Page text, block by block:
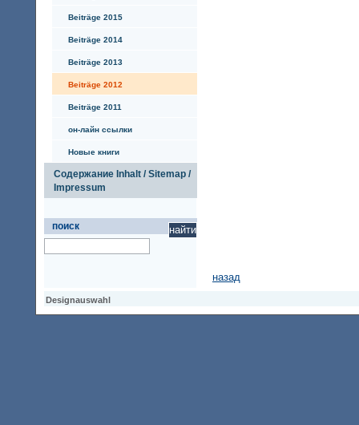
Beiträge 2015
Beiträge 2014
Beiträge 2013
Beiträge 2012
Beiträge 2011
он-лайн ссылки
Hовые книги
Содержание Inhalt / Sitemap /
Impressum
поиск
назад
Designauswahl
Designauswahl